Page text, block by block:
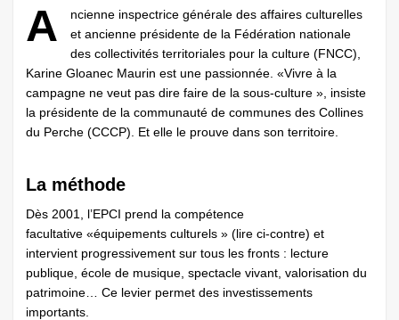
A
ncienne inspectrice générale des affaires culturelles
et ancienne présidente de la Fédération nationale
des collectivités territoriales pour la culture (FNCC),
Karine Gloanec Maurin est une passionnée. «Vivre à la
campagne ne veut pas dire faire de la sous-culture », insiste
la présidente de la communauté de communes des Collines
du Perche (CCCP). Et elle le prouve dans son territoire.
La méthode
Dès 2001, l’EPCI prend la compétence
facultative «équipements culturels » (lire ci-contre) et
intervient progressivement sur tous les fronts : lecture
publique, école de musique, spectacle vivant, valorisation du
patrimoine… Ce levier permet des investissements
importants.